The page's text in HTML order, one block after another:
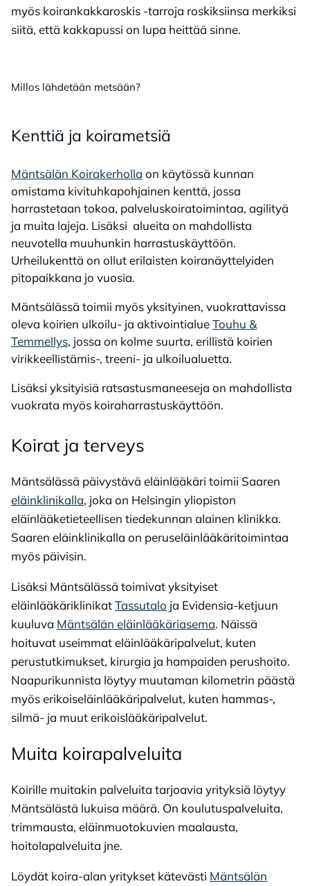
myös koirankakkaroskis -tarroja roskiksiinsa merkiksi
siitä, että kakkapussi on lupa heittää sinne.
Millos lähdetään metsään?
Kent­tiä ja koi­ra­met­siä
Mäntsälän Koirakerholla on käytössä kunnan
omistama kivituhkapohjainen kenttä, jossa
harrastetaan tokoa, palveluskoiratoimintaa, agilityä
ja muita lajeja. Lisäksi alueita on mahdollista
neuvotella muuhunkin harrastuskäyttöön.
Urheilukenttä on ollut erilaisten koiranäyttelyiden
pitopaikkana jo vuosia.
Mäntsälässä toimii myös yksityinen, vuokrattavissa
oleva koirien ulkoilu- ja aktivointialueTouhu &
Temmellys, jossa on kolme suurta, erillistä koirien
virikkeellistämis-, treeni- ja ulkoilualuetta.
Lisäksi yksityisiä ratsastusmaneeseja on mahdollista
vuokrata myös koiraharrastuskäyttöön.
Koi­rat ja ter­veys
Mäntsälässä päivystävä eläinlääkäri toimii Saaren
eläinklinikalla, joka on Helsingin yliopiston
eläinlääketieteellisen tiedekunnan alainen klinikka.
Saaren eläinklinikalla on peruseläinlääkäritoimintaa
myös päivisin.
Lisäksi Mäntsälässä toimivat yksityiset
eläinlääkäriklinikatTassutalo ja Evidensia-ketjuun
kuuluva Mäntsälän eläinlääkäriasema. Näissä
hoituvat useimmat eläinlääkäripalvelut, kuten
perustutkimukset, kirurgia ja hampaiden perushoito.
Naapurikunnista löytyy muutaman kilometrin päästä
myös erikoiseläinlääkäripalvelut, kuten hammas-,
silmä- ja muut erikoislääkäripalvelut.
Mui­ta koi­ra­pal­ve­lui­ta
Koirille muitakin palveluita tarjoavia yrityksiä löytyy
Mäntsälästä lukuisa määrä. On koulutuspalveluita,
trimmausta, eläinmuotokuvien maalausta,
hoitolapalveluita jne.
Löydät koira-alan yritykset kätevästi Mäntsälän